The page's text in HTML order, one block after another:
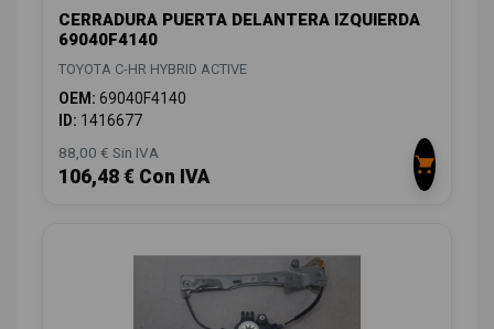
CERRADURA PUERTA DELANTERA IZQUIERDA
69040F4140
TOYOTA C-HR HYBRID ACTIVE
OEM: 69040F4140
ID: 1416677
88,00 € Sin IVA
106,48 € Con IVA